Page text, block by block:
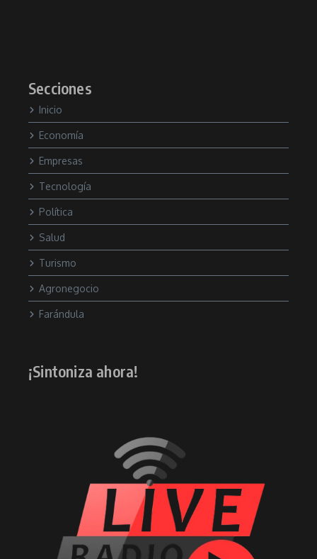
Secciones
Inicio
Economía
Empresas
Tecnología
Política
Salud
Turismo
Agronegocio
Farándula
¡Sintoniza ahora!